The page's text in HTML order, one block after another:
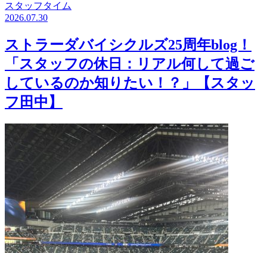
スタッフタイム
2026.07.30
ストラーダバイシクルズ25周年blog！
「スタッフの休日：リアル何して過ご
しているのか知りたい！？」【スタッ
フ田中】